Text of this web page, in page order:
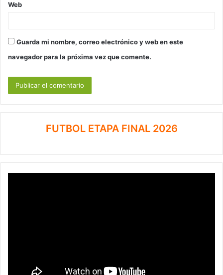
Web
Guarda mi nombre, correo electrónico y web en este
navegador para la próxima vez que comente.
FUTBOL ETAPA FINAL 2026